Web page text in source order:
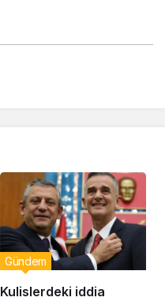
Kulislerdeki iddia
Gündem